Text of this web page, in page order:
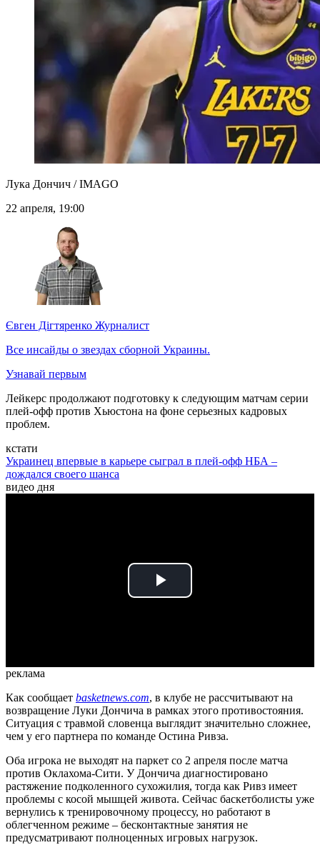
Лука Дончич / IMAGO
22 апреля, 19:00
Євген Дігтяренко Журналист
Все инсайды о звездах сборной Украины.
Узнавай первым
Лейкерс продолжают подготовку к следующим матчам серии
плей-офф против Хьюстона на фоне серьезных кадровых
проблем.
кстати
Украинец впервые в карьере сыграл в плей-офф НБА –
дождался своего шанса
видео дня
Play
реклама
Как сообщает basketnews.com, в клубе не рассчитывают на
возвращение Луки Дончича в рамках этого противостояния.
Ситуация с травмой словенца выглядит значительно сложнее,
чем у его партнера по команде Остина Ривза.
Оба игрока не выходят на паркет со 2 апреля после матча
против Оклахома-Сити. У Дончича диагностировано
растяжение подколенного сухожилия, тогда как Ривз имеет
проблемы с косой мышцей живота. Сейчас баскетболисты уже
вернулись к тренировочному процессу, но работают в
облегченном режиме – бесконтактные занятия не
предусматривают полноценных игровых нагрузок.